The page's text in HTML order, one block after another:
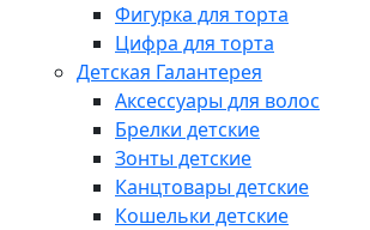
Фигурка для торта
Цифра для торта
Детская Галантерея
Аксессуары для волос
Брелки детские
Зонты детские
Канцтовары детские
Кошельки детские